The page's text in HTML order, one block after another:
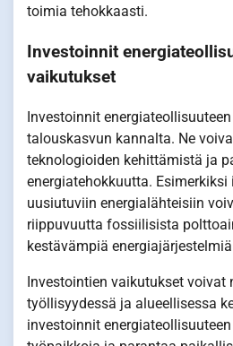
toimia tehokkaasti.
Investoinnit
vaikutukset
Investoinnit
talouskasvun kannalta. Ne
teknologioiden kehittämistä ja
energiatehokkuutta.
uusiutuviin energialähteisiin
riippuvuutta fossiilisista
kestävämpiä
Investointien vaikutukset voivat
työllisyydessä ja alueellisessa
investoinnit